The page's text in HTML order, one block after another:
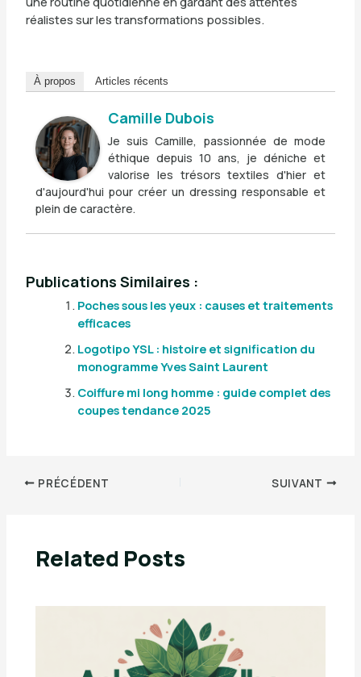
réalistes sur les transformations possibles.
À propos Articles récents
Camille Dubois
Je suis Camille, passionnée de mode
éthique depuis 10 ans, je déniche et
valorise les trésors textiles d'hier et
d'aujourd'hui pour créer un dressing responsable et
plein de caractère.
Publications Similaires :
Poches sous les yeux : causes et traitements
efficaces
Logotipo YSL : histoire et signification du
monogramme Yves Saint Laurent
Coiffure mi long homme : guide complet des
coupes tendance 2025
PRÉCÉDENT SUIVANT
Related Posts